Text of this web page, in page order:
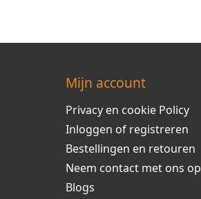
Mijn account
Privacy en cookie Policy
Inloggen of registreren
Bestellingen en retouren
Neem contact met ons op
Blogs